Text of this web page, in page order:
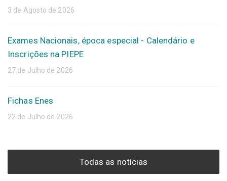
3 de Agosto de 2026
Exames Nacionais, época especial - Calendário e
Inscrições na PIEPE
27 de Julho de 2026
Fichas Enes
22 de Julho de 2026
Todas as notícias